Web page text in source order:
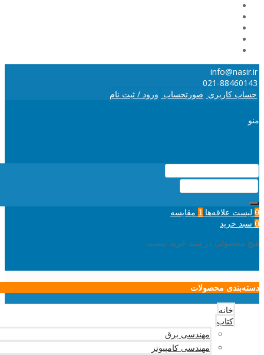
info@nasir.ir
021-88460143
حساب کاربری صورتحساب ورود / ثبت نام
منو
0 لیست علاقه‌ها 1 مقایسه
0 سبد خرید
هیچ محصولی در سبد خرید نیست.
دسته‌بندی محصولات
خانه
کتاب
مهندسی برق
مهندسی کامپیوتر